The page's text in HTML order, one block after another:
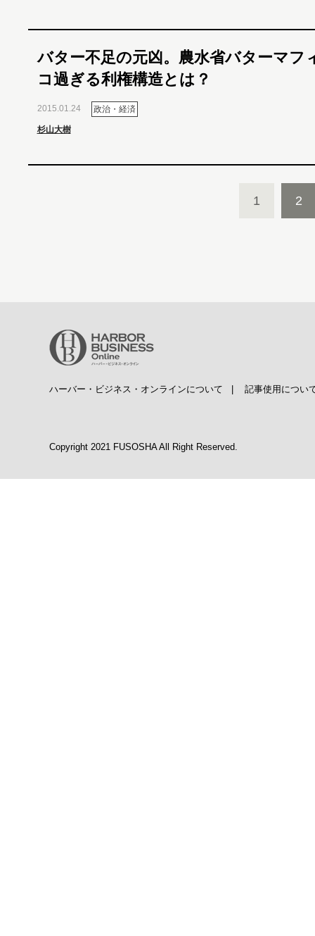
バター不足の元凶。農水省バターマフ
コ過ぎる利権構造とは？
2015.01.24 政治・経済
杉山大樹
1 2
ハーバー・ビジネス・オンラインについて 記事使用につい
Copyright 2021 FUSOSHA All Right Reserved.